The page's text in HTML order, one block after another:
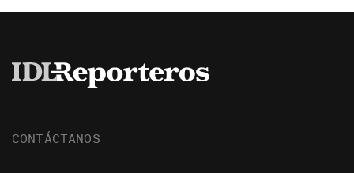
CONTÁCTANOS